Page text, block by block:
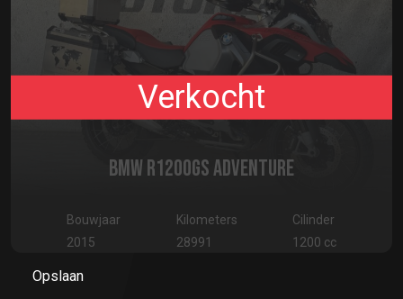
Verkocht
BMW R1200GS ADVENTURE
Bouwjaar
2015
Kilometers
28991
Cilinder
1200 cc
Opslaan